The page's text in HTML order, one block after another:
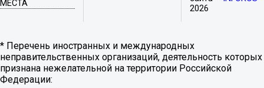
МЕСТА
2026
* Перечень иностранных и международных
неправительственных организаций, деятельность которых
признана нежелательной на территории Российской
Федерации: